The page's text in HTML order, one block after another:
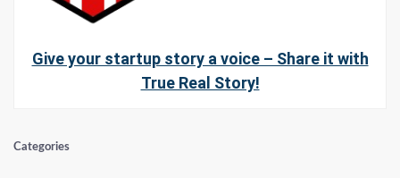
Give your startup story a voice – Share it with
True Real Story!
Categories